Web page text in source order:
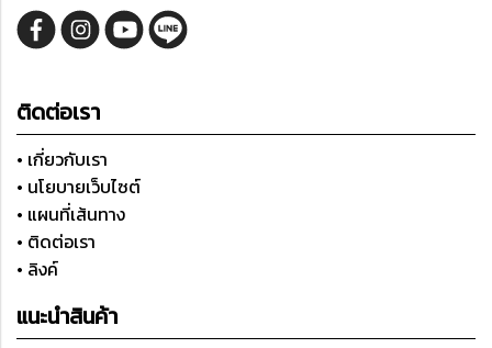
ติดต่อเรา
• เกี่ยวกับเรา
• นโยบายเว็บไซต์
• แผนที่เส้นทาง
• ติดต่อเรา
• ลิงค์
แนะนำสินค้า